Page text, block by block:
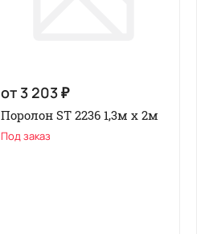
от 3 203 ₽
Поролон ST 2236 1,3м х 2м
Под заказ